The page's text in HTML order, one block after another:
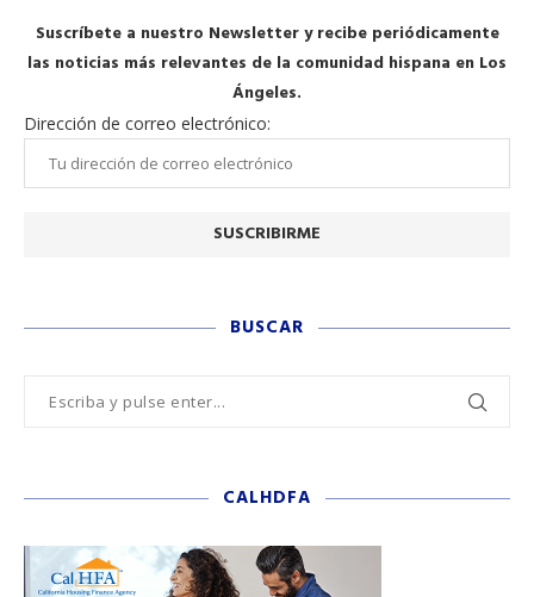
Suscríbete a nuestro Newsletter y recibe periódicamente
las noticias más relevantes de la comunidad hispana en Los
Ángeles.
Dirección de correo electrónico:
BUSCAR
CALHDFA